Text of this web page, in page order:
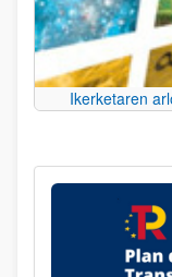
Ikerketaren